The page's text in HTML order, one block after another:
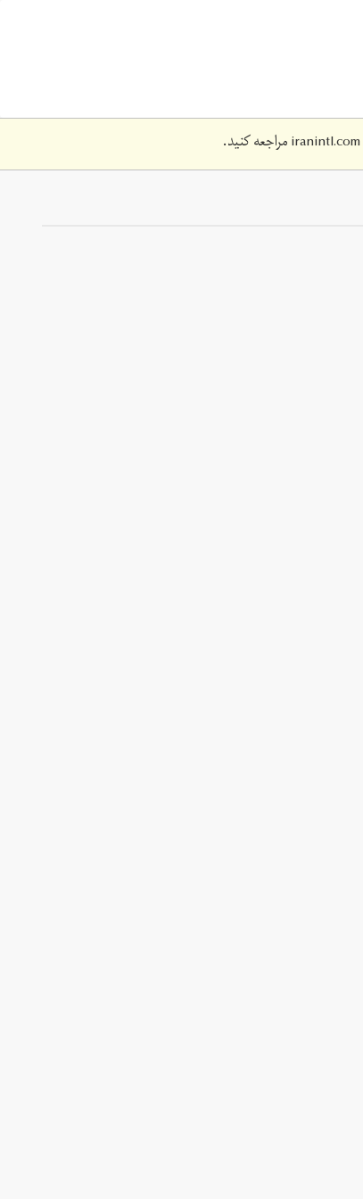
iranintl.comمراجعه کنید.